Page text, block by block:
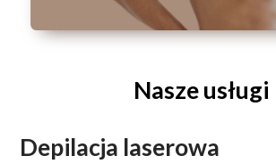
Nasze usługi
Depilacja laserowa